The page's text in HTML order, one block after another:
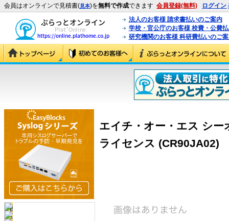
会員はオンラインで見積書(見本)を無料で作成できます 会員登録(無料) ログイン
法人のお客様 請求書払いのご案内
学校・官公庁のお客様 校費・公費
研究機関のお客様 科研費払いのご
エイチ・オー・エス シ
ライセンス (CR90JA02)